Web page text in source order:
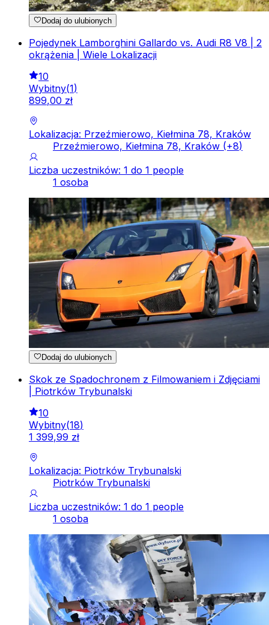
Dodaj do ulubionych
Pojedynek Lamborghini Gallardo vs. Audi R8 V8 | 2
okrążenia | Wiele Lokalizacji
10
Wybitny(1)
899,00 zł
Lokalizacja: Przeźmierowo, Kiełmina 78, Kraków
Przeźmierowo, Kiełmina 78, Kraków (+8)
Liczba uczestników: 1 do 1 people
1 osoba
Dodaj do ulubionych
Skok ze Spadochronem z Filmowaniem i Zdjęciami
| Piotrków Trybunalski
10
Wybitny(18)
1 399,99 zł
Lokalizacja: Piotrków Trybunalski
Piotrków Trybunalski
Liczba uczestników: 1 do 1 people
1 osoba